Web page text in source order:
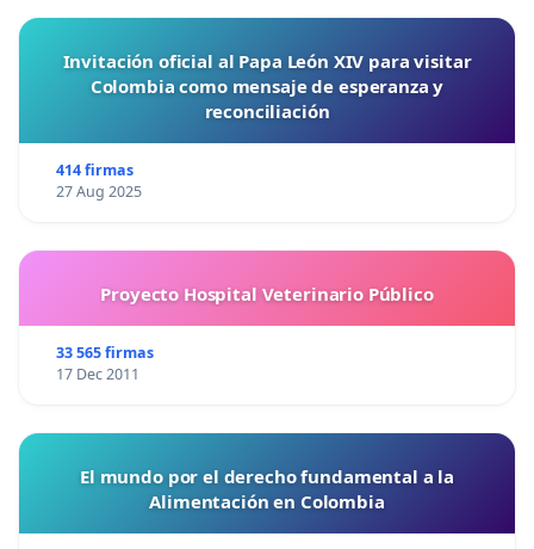
Invitación oficial al Papa León XIV para visitar
Colombia como mensaje de esperanza y
reconciliación
414 firmas
27 Aug 2025
Proyecto Hospital Veterinario Público
33 565 firmas
17 Dec 2011
El mundo por el derecho fundamental a la
Alimentación en Colombia